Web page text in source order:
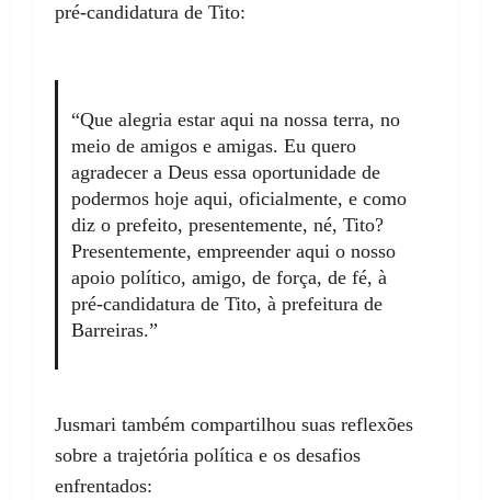
pré-candidatura de Tito:
“Que alegria estar aqui na nossa terra, no
meio de amigos e amigas. Eu quero
agradecer a Deus essa oportunidade de
podermos hoje aqui, oficialmente, e como
diz o prefeito, presentemente, né, Tito?
Presentemente, empreender aqui o nosso
apoio político, amigo, de força, de fé, à
pré-candidatura de Tito, à prefeitura de
Barreiras.”
Jusmari também compartilhou suas reflexões
sobre a trajetória política e os desafios
enfrentados: